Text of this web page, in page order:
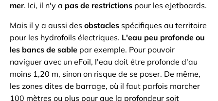
mer. Ici, il n'y a pas de restrictions pour les eJetboards.
Mais il y a aussi des obstacles spécifiques au territoire
pour les hydrofoils électriques. L'eau peu profonde ou
les bancs de sable par exemple. Pour pouvoir
naviguer avec un eFoil, l'eau doit être profonde d'au
moins 1,20 m, sinon on risque de se poser. De même,
les zones dites de barrage, où il faut parfois marcher
100 mètres ou plus pour que la profondeur soit